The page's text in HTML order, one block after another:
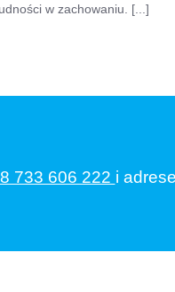
w zachowaniu. [...]
733 606 222 i